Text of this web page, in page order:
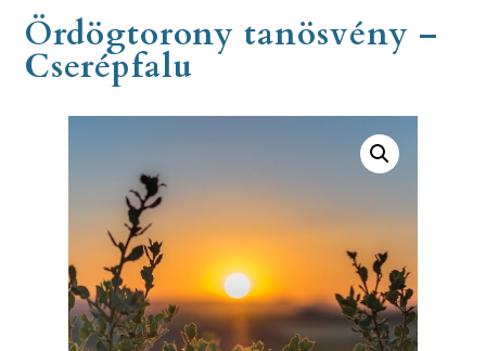
Ördögtorony tanösvény –
Cserépfalu